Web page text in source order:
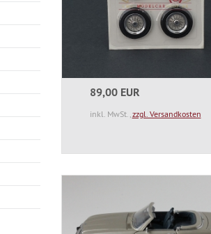
89,00 EUR
inkl. MwSt.,zzgl. Versandkosten